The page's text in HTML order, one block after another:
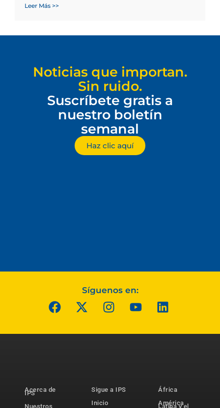
Leer Más >>
Noticias que importan.
Sin ruido.
Suscríbete gratis a
nuestro boletín
semanal
Haz clic aquí
Síguenos en:
Acerca de
IPS
Nuestros
Sigue a IPS
Inicio
África
América
Latina y el